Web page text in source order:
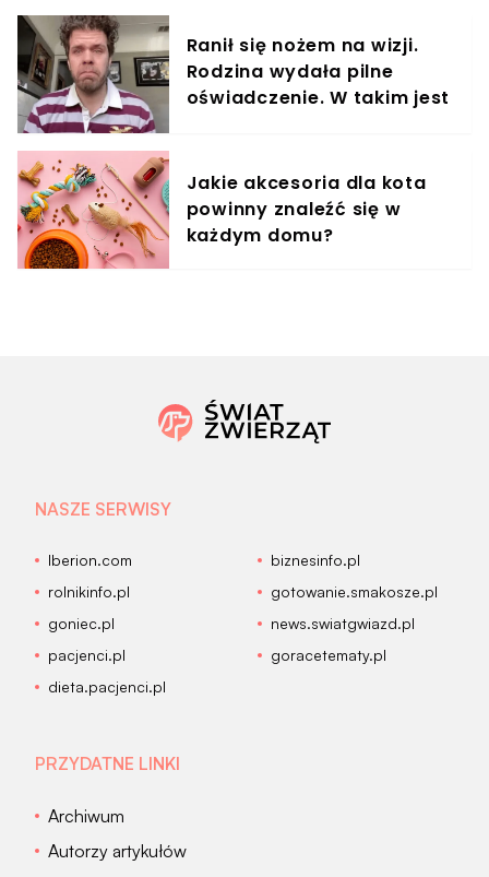
Ranił się nożem na wizji.
Rodzina wydała pilne
oświadczenie. W takim jest
Jakie akcesoria dla kota
powinny znaleźć się w
każdym domu?
NASZE SERWISY
Iberion.com
biznesinfo.pl
rolnikinfo.pl
gotowanie.smakosze.pl
goniec.pl
news.swiatgwiazd.pl
pacjenci.pl
goracetematy.pl
dieta.pacjenci.pl
PRZYDATNE LINKI
Archiwum
Autorzy artykułów